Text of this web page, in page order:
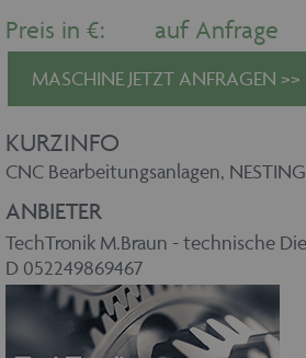
Preis in €: auf Anfrage
MASCHINE JETZT ANFRAGEN >>
KURZINFO
CNC Bearbeitungsanlagen,
ANBIETER
TechTronik M.Braun - technische
D 052249869467